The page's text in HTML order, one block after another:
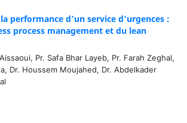
performance d’un service d’urgences :
process management et du lean
Pr. Safa Bhar Layeb, Pr. Farah Zeghal,
Dr. Houssem Moujahed, Dr. Abdelkader